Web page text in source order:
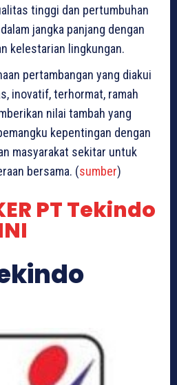
tinggi dan pertumbuhan
jangka panjang dengan
kelestarian lingkungan.
pertambangan yang diakui
inovatif, terhormat, ramah
nilai tambah yang
kepentingan dengan
masyarakat sekitar untuk
bersama. (sumber)
PT Tekindo